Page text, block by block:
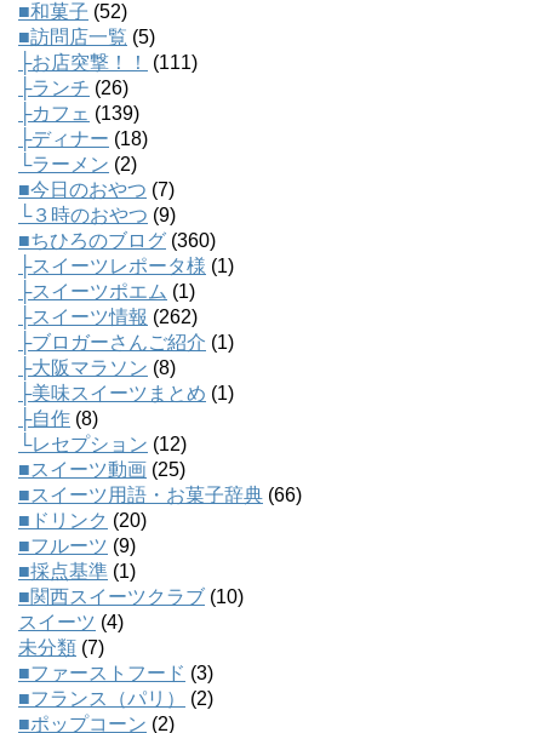
■和菓子 (52)
■訪問店一覧 (5)
├お店突撃！！
(111)
├ランチ (26)
├カフェ (139)
├ディナー (18)
└ラーメン (2)
■今日のおやつ (7)
└３時のおやつ (9)
■ちひろのブログ (360)
├スイーツレポータ様 (1)
├スイーツポエム (1)
├スイーツ情報 (262)
├ブロガーさんご紹介 (1)
├大阪マラソン (8)
├美味スイーツまとめ (1)
├自作 (8)
└レセプション (12)
■スイーツ動画 (25)
■スイーツ用語・お菓子辞典 (66)
■ドリンク (20)
■フルーツ (9)
■採点基準 (1)
■関西スイーツクラブ (10)
スイーツ (4)
未分類 (7)
■ファーストフード (3)
■フランス（パリ）
(2)
■ポップコーン (2)